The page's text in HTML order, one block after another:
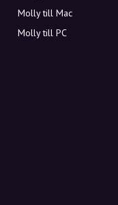
Molly till Mac
Molly till PC